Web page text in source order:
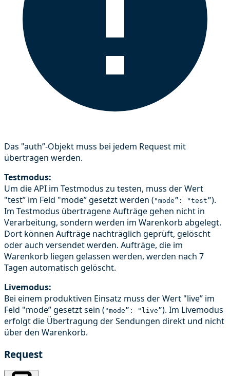
Das "auth”-Objekt muss bei jedem Request mit
übertragen werden.
Testmodus:
Um die API im Testmodus zu testen, muss der Wert
"test” im Feld "mode” gesetzt werden ( "mode”: "test”).
Im Testmodus übertragene Aufträge gehen nicht in
Verarbeitung, sondern werden im Warenkorb abgelegt.
Dort können Aufträge nachträglich geprüft, gelöscht
oder auch versendet werden. Aufträge, die im
Warenkorb liegen gelassen werden, werden nach 7
Tagen automatisch gelöscht.
Livemodus:
Bei einem produktiven Einsatz muss der Wert "live” im
Feld "mode” gesetzt sein ( "mode”: "live”). Im Livemodus
erfolgt die Übertragung der Sendungen direkt und nicht
über den Warenkorb.
Request